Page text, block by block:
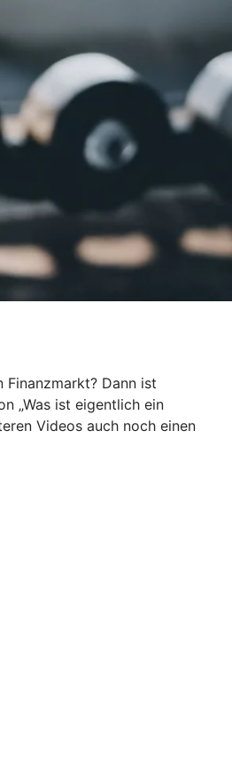
Dann ist
„Was ist eigentlich ein
Videos auch noch einen